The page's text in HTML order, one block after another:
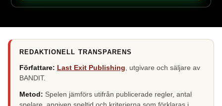
REDAKTIONELL TRANSPARENS
Författare: Last Exit Publishing , utgivare och säljare av
BANDIT.
Metod: Spelen jämförs utifrån publicerade regler, antal